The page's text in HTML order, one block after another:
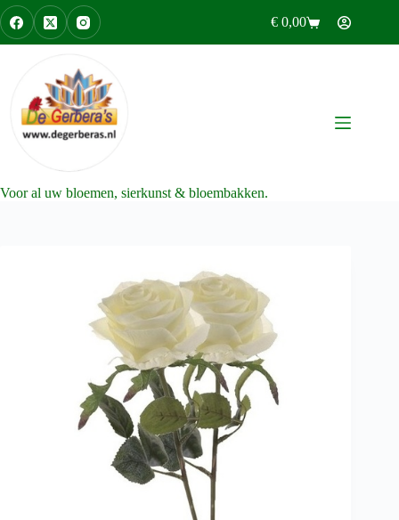
Ga
naar
de
Winkelwagen
€ 0,00
Voor al uw bloemen, sierkunst & bloembakken.